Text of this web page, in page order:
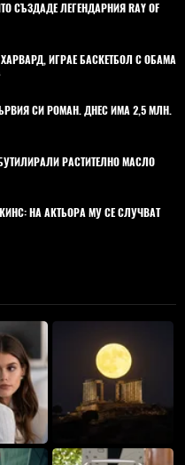
СЪЗДАДЕ ЛЕГЕНДАРНИЯ RAY OF
ИГРАЕ БАСКЕТБОЛ С ОБАМА
СИ РОМАН. ДНЕС ИМА 2,5 МЛН.
РАСТИТЕЛНО МАСЛО
НА АКТЬОРА МУ СЕ СЛУЧВАТ